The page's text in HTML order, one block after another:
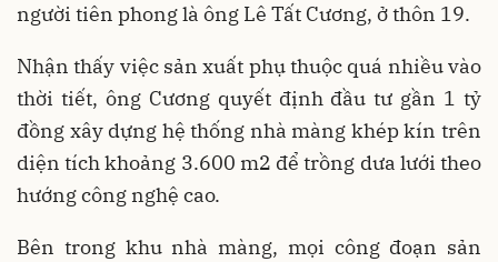
người tiên phong là ông Lê Tất Cương, ở thôn 19.
Nhận thấy việc sản xuất phụ thuộc quá nhiều vào
thời tiết, ông Cương quyết định đầu tư gần 1 tỷ
đồng xây dựng hệ thống nhà màng khép kín trên
diện tích khoảng 3.600 m2 để trồng dưa lưới theo
hướng công nghệ cao.
Bên trong khu nhà màng, mọi công đoạn sản